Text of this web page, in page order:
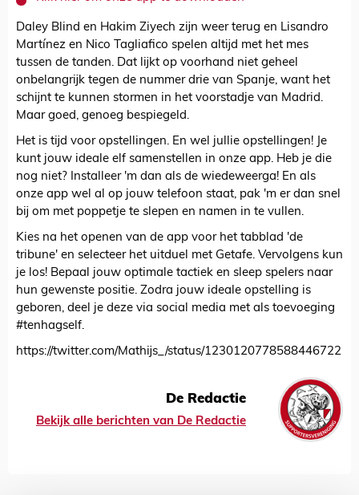
Daley Blind en Hakim Ziyech zijn weer terug en Lisandro
Martínez en Nico Tagliafico spelen altijd met het mes
tussen de tanden. Dat lijkt op voorhand niet geheel
onbelangrijk tegen de nummer drie van Spanje, want het
schijnt te kunnen stormen in het voorstadje van Madrid.
Maar goed, genoeg bespiegeld.
Het is tijd voor opstellingen. En wel jullie opstellingen! Je
kunt jouw ideale elf samenstellen in onze app. Heb je die
nog niet? Installeer 'm dan als de wiedeweerga! En als
onze app wel al op jouw telefoon staat, pak 'm er dan snel
bij om met poppetje te slepen en namen in te vullen.
Kies na het openen van de app voor het tabblad 'de
tribune' en selecteer het uitduel met Getafe. Vervolgens kun
je los! Bepaal jouw optimale tactiek en sleep spelers naar
hun gewenste positie. Zodra jouw ideale opstelling is
geboren, deel je deze via social media met als toevoeging
#tenhagself.
https://twitter.com/Mathijs_/status/1230120778588446722
De Redactie
Bekijk alle berichten van De Redactie